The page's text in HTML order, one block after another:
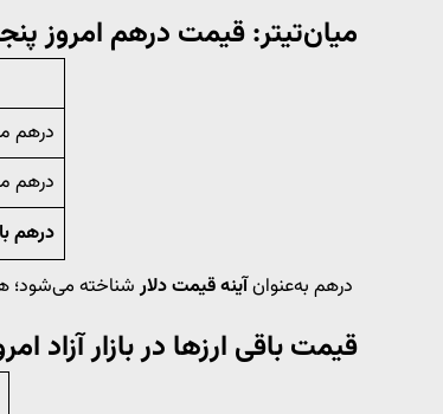
میان‌تیتر: قیمت درهم امروز پنجشنبه ۸
درهم
درهم
درهم
درهم به‌عنوانآینه قیمت دلارشناخته می‌شود؛
قیمت باقی ارزها در بازار آزاد